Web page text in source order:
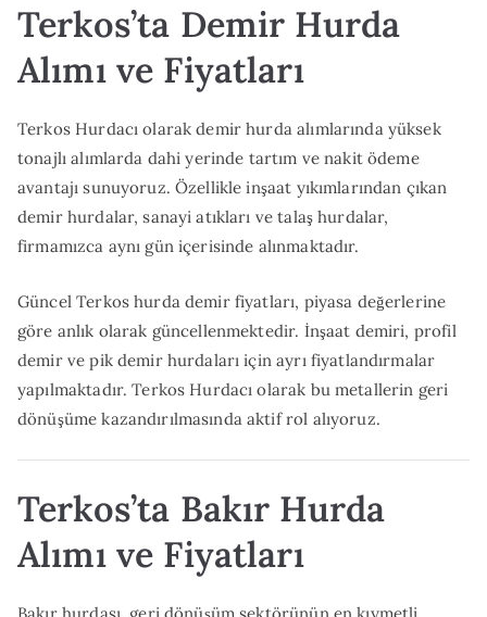
Terkos’ta Demir Hurda
Alımı ve Fiyatları
Terkos Hurdacı olarak demir hurda alımlarında yüksek
tonajlı alımlarda dahi yerinde tartım ve nakit ödeme
avantajı sunuyoruz. Özellikle inşaat yıkımlarından çıkan
demir hurdalar, sanayi atıkları ve talaş hurdalar,
firmamızca aynı gün içerisinde alınmaktadır.
Güncel Terkos hurda demir fiyatları, piyasa değerlerine
göre anlık olarak güncellenmektedir. İnşaat demiri, profil
demir ve pik demir hurdaları için ayrı fiyatlandırmalar
yapılmaktadır. Terkos Hurdacı olarak bu metallerin geri
dönüşüme kazandırılmasında aktif rol alıyoruz.
Terkos’ta Bakır Hurda
Alımı ve Fiyatları
Bakır hurdası, geri dönüşüm sektörünün en kıymetli